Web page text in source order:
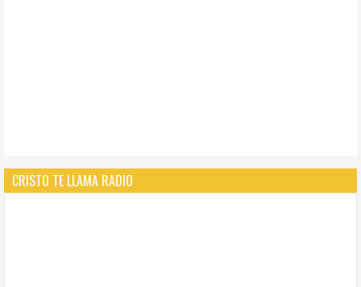
CRISTO TE LLAMA RADIO